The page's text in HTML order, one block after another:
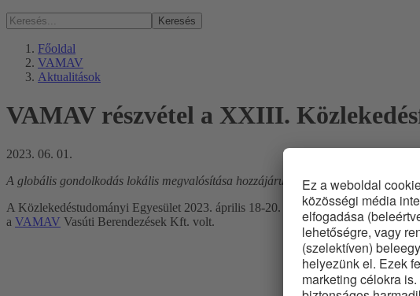
Keresés
Főoldal
VAMAV
Aktualitások
VAMAV részvétel a XXIII.
2023. 06. 01.
A globális gondolkodás lokális megvalósítása hozzájárul a vasút stratégiai
A Közlekedéstudományi Egyesület 2023. április 18-20. között rendezte meg
a VAMAV Vasúti Berendezések Kft. volt.